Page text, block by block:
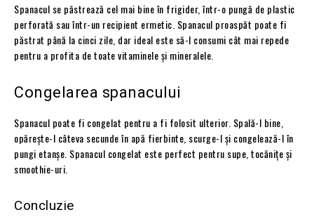
Spanacul se păstrează cel mai bine în frigider, într-o pungă de plastic
perforată sau într-un recipient ermetic. Spanacul proaspăt poate fi
păstrat până la cinci zile, dar ideal este să-l consumi cât mai repede
pentru a profita de toate vitaminele și mineralele.
Congelarea spanacului
Spanacul poate fi congelat pentru a fi folosit ulterior. Spală-l bine,
opărește-l câteva secunde în apă fierbinte, scurge-l și congelează-l în
pungi etanșe. Spanacul congelat este perfect pentru supe, tocănițe și
smoothie-uri.
Concluzie